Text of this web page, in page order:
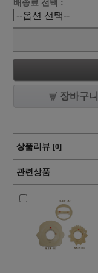
배송료 선택 :
장바구니
상품리뷰 [0]
관련상품